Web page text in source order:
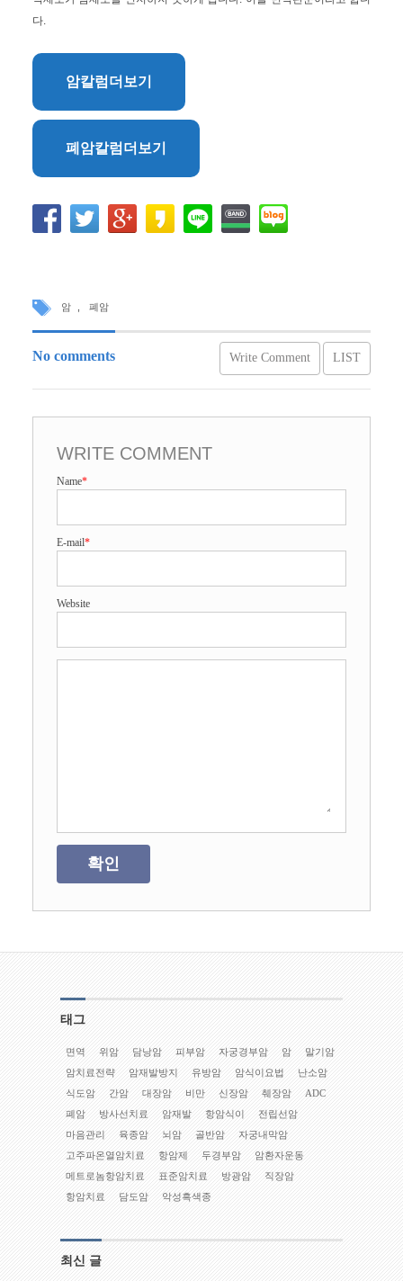
다.
암칼럼더보기
폐암칼럼더보기
암 폐암
No comments Write Comment LIST
WRITE COMMENT
Name*
E-mail*
Website
확인
태그
면역 위암 담낭암 피부암 자궁경부암 암
말기암
암치료전략
암재발방지 유방암 암식이요법
난소암
식도암
간암 대장암 비만 신장암 췌장암
ADC
폐암
방사선치료 암재발 항암식이
전립선암
마음관리
육종암 뇌암 골반암
자궁내막암
고주파온열암치료
항암제 두경부암
암환자운동
메트로놈항암치료
표준암치료 방광암
직장암
항암치료
담도암 악성흑색종
최신 글